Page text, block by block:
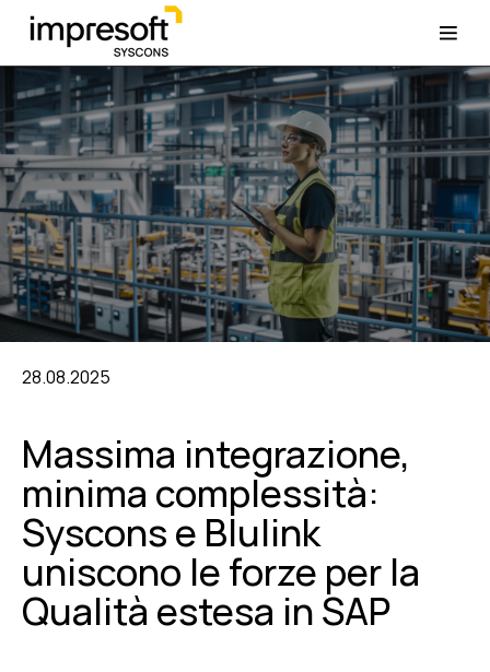
28.08.2025
Massima integrazione,
minima complessità:
Syscons e Blulink
uniscono le forze per la
Qualità estesa in SAP